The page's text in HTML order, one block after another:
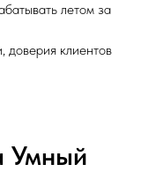
летом за
доверия клиентов
Умный